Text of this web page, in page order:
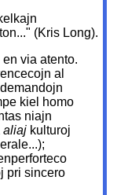
(Kris Long).
via atento.
al
kiel homo
niajn
aliaj kulturoj
pri sincero